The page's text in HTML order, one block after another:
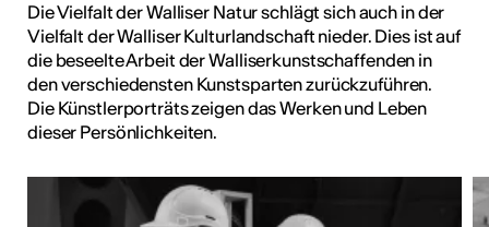
Die Vielfalt der Walliser Natur schlägt sich auch in der
Vielfalt der Walliser Kulturlandschaft nieder. Dies ist auf
die beseelte Arbeit der Walliserkunstschaffenden in
den verschiedensten Kunstsparten zurückzuführen.
Die Künstlerporträts zeigen das Werken und Leben
dieser Persönlichkeiten.